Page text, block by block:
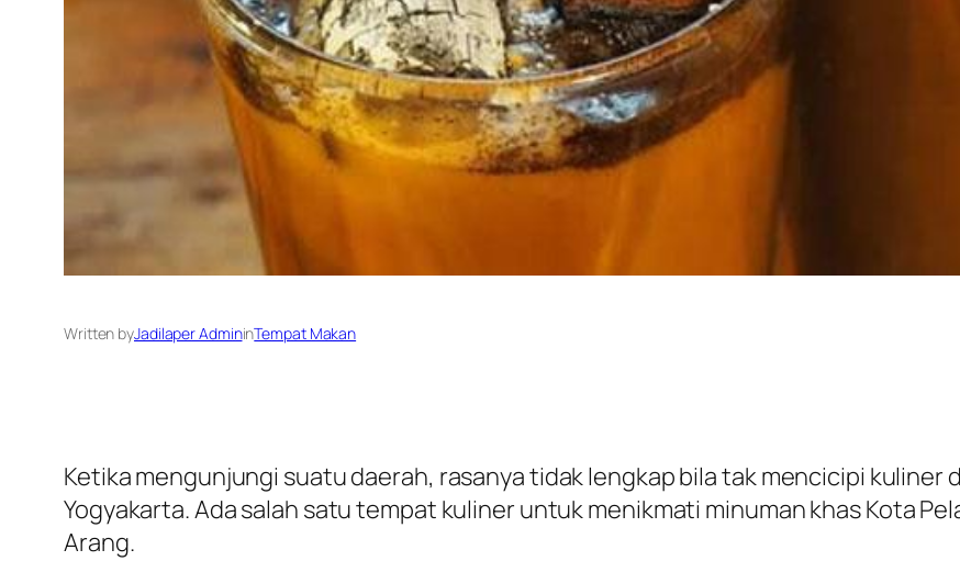
Written byJadilaper AdmininTempat Makan
Ketika mengunjungi suatu daerah, rasanya tidak lengkap bila tak mencicipi kuliner
Yogyakarta. Ada salah satu tempat kuliner untuk menikmati minuman khas Kota
Arang.